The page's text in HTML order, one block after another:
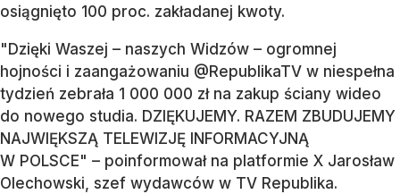
osiągnięto 100 proc. zakładanej kwoty.
"Dzięki Waszej – naszych Widzów – ogromnej
hojności i zaangażowaniu @RepublikaTV w niespełna
tydzień zebrała 1 000 000 zł na zakup ściany wideo
do nowego studia. DZIĘKUJEMY. RAZEM ZBUDUJEMY
NAJWIĘKSZĄ TELEWIZJĘ INFORMACYJNĄ
W POLSCE" – poinformował na platformie X Jarosław
Olechowski, szef wydawców w TV Republika.